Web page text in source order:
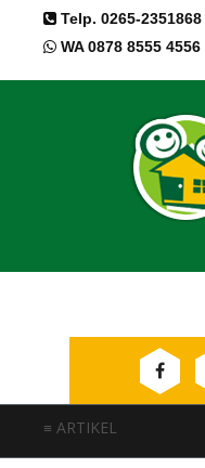
Telp. 0265-2351868
WA 0878 8555 4556
≡ ARTIKEL